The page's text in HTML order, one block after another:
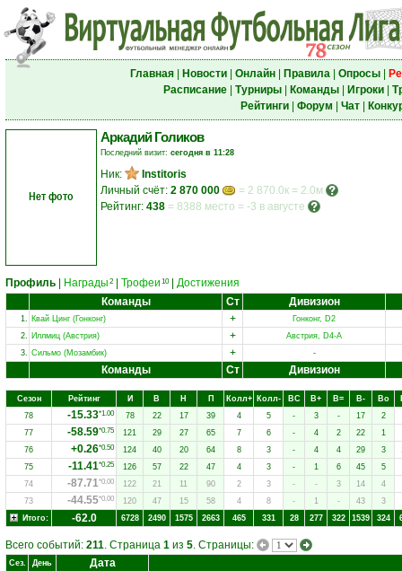
Главная| Новости| Онлайн| Правила| Опросы|
Расписание| Турниры| Команды| Игроки|
Рейтинги| Форум Чат|
Нет фото
Аркадий Голиков
Последний визит: сегодня в 11:28
Ник:
Institoris
Личный счёт: 2 870 000
= 2 870.0к = 2.0м
Рейтинг: 438 = 8388 место = -3 в августе
Профиль Награды 2 Трофеи 10| Достижения
Команды
Ст Дивизион
1. Квай Цинг (Гонконг) +
Гонконг, D2
2. Иллмиц (Австрия) +
Австрия, D4-A
3. Сильмо (Мозамбик) + -
Команды Ст Дивизион
Сезон Рейтинг И В Н П Колл+ Колл- ВC В+ В= В- Вo
78
-15.33*1.00 78 22 17 39 4 5 - 3 - 17
2
77
-58.59*0.75 121 29 27 65 7 6 - 4 2 22
1
76
+0.26*0.50 124 40 20 64 8 3 - 4 4 29 3
75
-11.41*0.25 126 57 22 47 4 3 - 1 6 45
5
74
-87.71*0.00 122 21 11 90 2 3 - - 3 14
4
73
-44.55*0.00 120 47 15 58 4 8 - 1 - 43
3
Итого:
-62.0 6728 2490 1575 2663 465 331 28 277 322 1539 324
Всего событий: 211. Страница 1 из 5. Страницы:
Сез. День Дата